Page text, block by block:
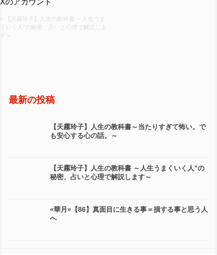
Xのアカウント
« 【天霧玲子】人生の教科書 ～人生うま
くいく人”の秘密、占いと心理で解説しま
す～
最新の投稿
【天霧玲子】人生の教科書～当たりすぎて怖い。で
も安心する心の話。～
【天霧玲子】人生の教科書 ～人生うまくいく人”の
秘密、占いと心理で解説します～
«華月»【86】真面目に生きる事＝損する事と思う人
へ